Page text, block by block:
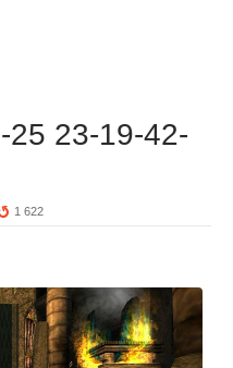
25 23-19-42-
1 622